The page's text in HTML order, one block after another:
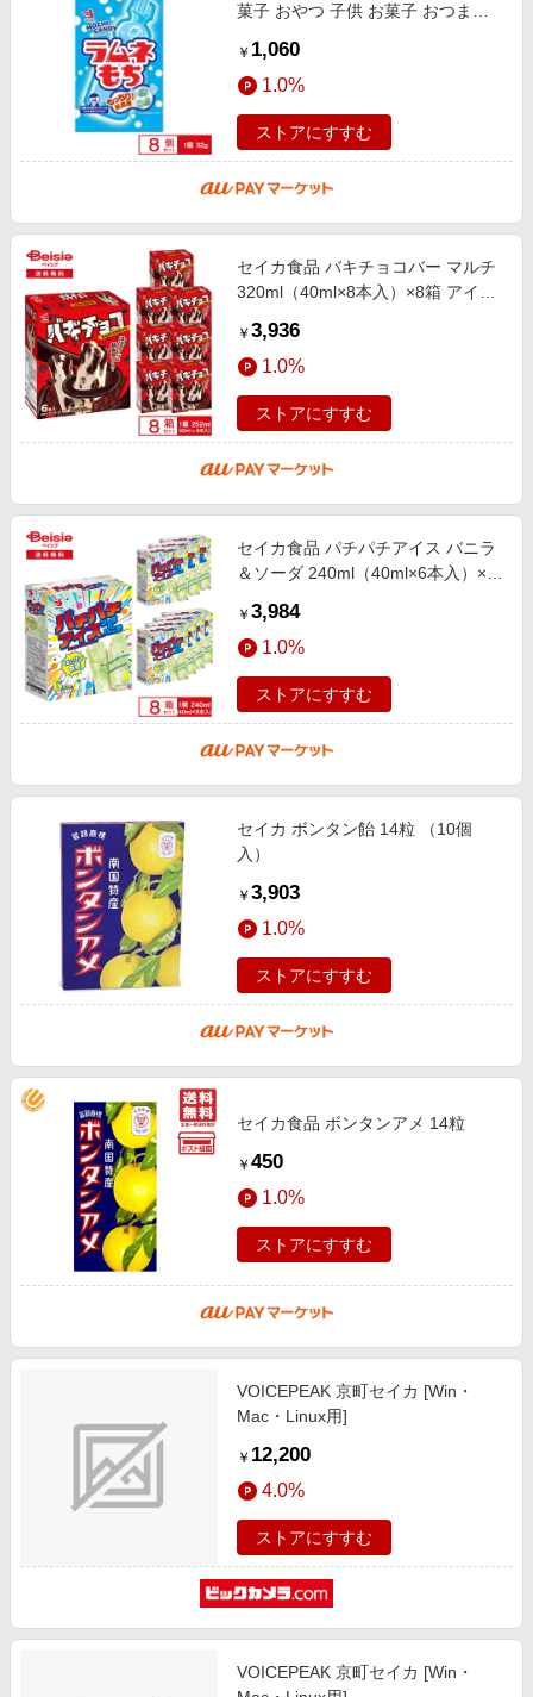
菓子 おやつ 子供 お菓子 おつまみ
お徳用 お祭り 縁日 景品 自
￥ 1,060
1.0%
ストアにすすむ
セイカ食品 バキチョコバー マルチ
320ml（40ml×8本入）×8箱 アイス
感 バキバキ アイスバー おや
￥ 3,936
1.0%
ストアにすすむ
セイカ食品 パチパチアイス バニラ
＆ソーダ 240ml（40ml×6本入）×8
アイスバー 個包装 マルチ お
￥ 3,984
1.0%
ストアにすすむ
セイカ ボンタン飴 14粒 （10個
入）
￥ 3,903
1.0%
ストアにすすむ
セイカ食品 ボンタンアメ 14粒
￥ 450
1.0%
ストアにすすむ
VOICEPEAK 京町セイカ [Win・
Mac・Linux用]
￥ 12,200
4.0%
ストアにすすむ
VOICEPEAK 京町セイカ [Win・